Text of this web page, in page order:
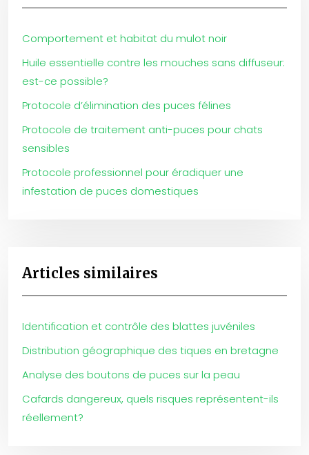
Comportement et habitat du mulot noir
Huile essentielle contre les mouches sans diffuseur:
est-ce possible?
Protocole d’élimination des puces félines
Protocole de traitement anti-puces pour chats
sensibles
Protocole professionnel pour éradiquer une
infestation de puces domestiques
Articles similaires
Identification et contrôle des blattes juvéniles
Distribution géographique des tiques en bretagne
Analyse des boutons de puces sur la peau
Cafards dangereux, quels risques représentent-ils
réellement?